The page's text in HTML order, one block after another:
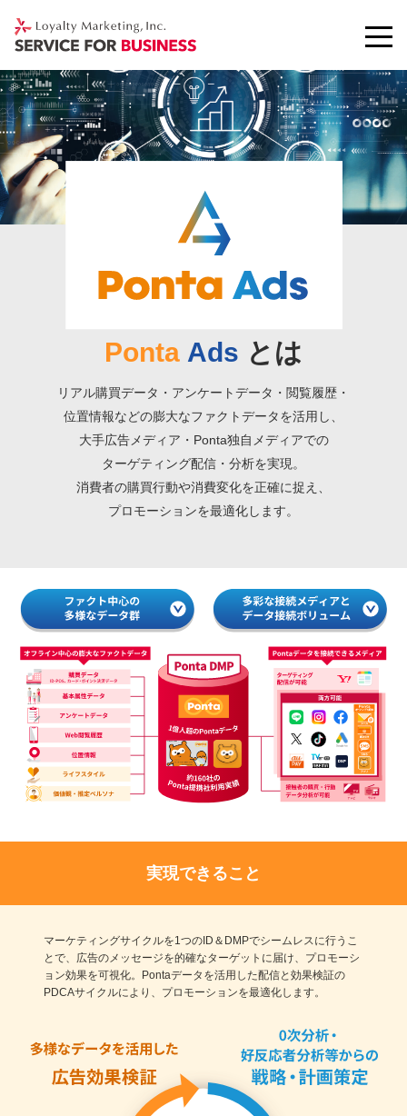
Ponta Ads とは
リアル購買データ・アンケートデータ・閲覧履歴・
位置情報などの膨大なファクトデータを活用し、
大手広告メディア・Ponta独自メディアでの
ターゲティング配信・分析を実現。
消費者の購買行動や消費変化を正確に捉え、
プロモーションを最適化します。
実現できること
マーケティングサイクルを1つのID＆DMPでシームレスに行うこ
とで、 広告のメッセージを的確なターゲットに届け、プロモーシ
ョン効果を可視化。
Pontaデータを活用した配信と効果検証の
PDCAサイクルにより、プロモーションを最適化します。